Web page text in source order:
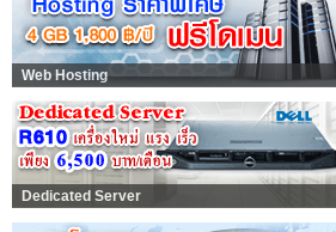
Web Hosting
Dedicated Server